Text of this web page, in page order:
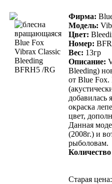
Фирма:
Модель:
Цвет:
Номер:
Вес: 13гр
Описание:
Bleeding)
от Blue Fox.
добавилась
окраска
цвет,
Данная
(2008г.) и
рыболовам.
Старая